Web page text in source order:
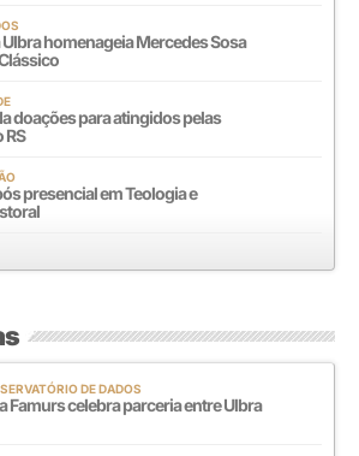
homenageia Mercedes Sosa
doações para atingidos pelas
RS
presencial em Teologia e
DE DADOS
Famurs celebra parceria entre Ulbra